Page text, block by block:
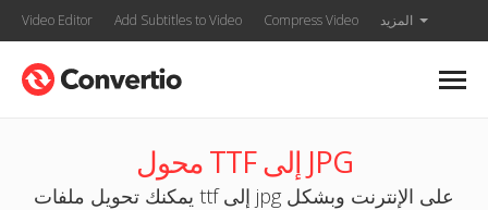
Video Editor Add Subtitles to Video Compress Video المزيد
محول TTF إلى JPG
يمكنك تحويل ملفات ttf إلى jpg على الإنترنت وبشكل